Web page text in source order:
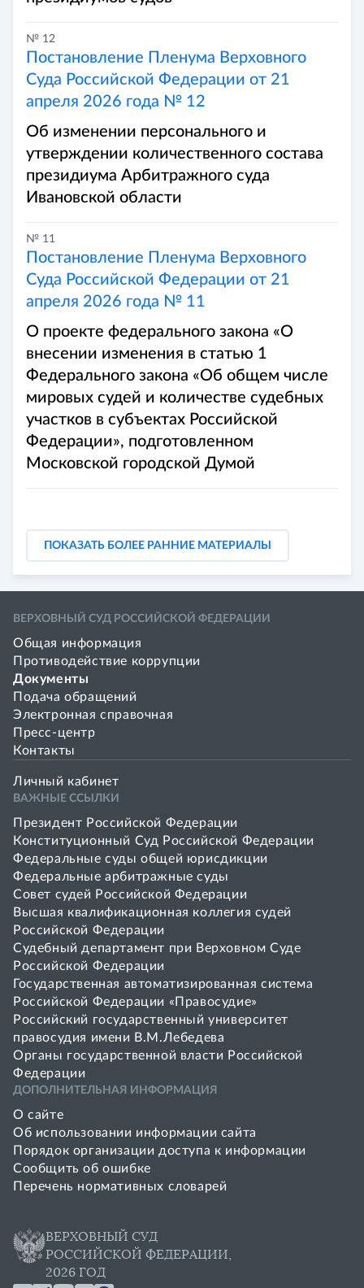
№ 12
Постановление Пленума Верховного
Суда Российской Федерации от 21
апреля 2026 года № 12
Об изменении персонального и
утверждении количественного состава
президиума Арбитражного суда
Ивановской области
№ 11
Постановление Пленума Верховного
Суда Российской Федерации от 21
апреля 2026 года № 11
О проекте федерального закона «О
внесении изменения в статью 1
Федерального закона «Об общем числе
мировых судей и количестве судебных
участков в субъектах Российской
Федерации», подготовленном
Московской городской Думой
ПОКАЗАТЬ БОЛЕЕ РАННИЕ МАТЕРИАЛЫ
ВЕРХОВНЫЙ СУД РОССИЙСКОЙ ФЕДЕРАЦИИ
Общая информация
Противодействие коррупции
Документы
Подача обращений
Электронная справочная
Пресс-центр
Контакты
Личный кабинет
ВАЖНЫЕ ССЫЛКИ
Президент Российской Федерации
Конституционный Суд Российской Федерации
Федеральные суды общей юрисдикции
Федеральные арбитражные суды
Совет cудей Российской Федерации
Высшая квалификационная коллегия судей
Российской Федерации
Судебный департамент при Верховном Суде
Российской Федерации
Государственная автоматизированная система
Российской Федерации «Правосудие»
Pоссийский государственный университет
правосудия имени В.М.Лебедева
Органы государственной власти Российской
Федерации
ДОПОЛНИТЕЛЬНАЯ ИНФОРМАЦИЯ
О сайте
Об использовании информации сайта
Порядок организации доступа к информации
Сообщить об ошибке
Перечень нормативных словарей
ВЕРХОВНЫЙ СУД
РОССИЙСКОЙ ФЕДЕРАЦИИ,
2026 ГОД